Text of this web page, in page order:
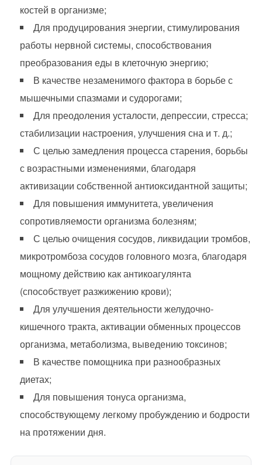
костей в организме;
Для продуцирования энергии, стимулирования
работы нервной системы, способствования
преобразования еды в клеточную энергию;
В качестве незаменимого фактора в борьбе с
мышечными спазмами и судорогами;
Для преодоления усталости, депрессии, стресса;
стабилизации настроения, улучшения сна и т. д.;
С целью замедления процесса старения, борьбы
с возрастными изменениями, благодаря
активизации собственной антиоксидантной защиты;
Для повышения иммунитета, увеличения
сопротивляемости организма болезням;
С целью очищения сосудов, ликвидации тромбов,
микротромбоза сосудов головного мозга, благодаря
мощному действию как антикоагулянта
(способствует разжижению крови);
Для улучшения деятельности желудочно-
кишечного тракта, активации обменных процессов
организма, метаболизма, выведению токсинов;
В качестве помощника при разнообразных
диетах;
Для повышения тонуса организма,
способствующему легкому пробуждению и бодрости
на протяжении дня.